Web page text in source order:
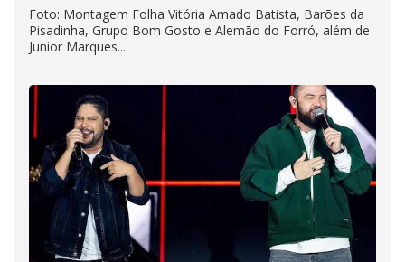
Foto: Montagem Folha Vitória Amado Batista, Barões da
Pisadinha, Grupo Bom Gosto e Alemão do Forró, além de
Junior Marques...